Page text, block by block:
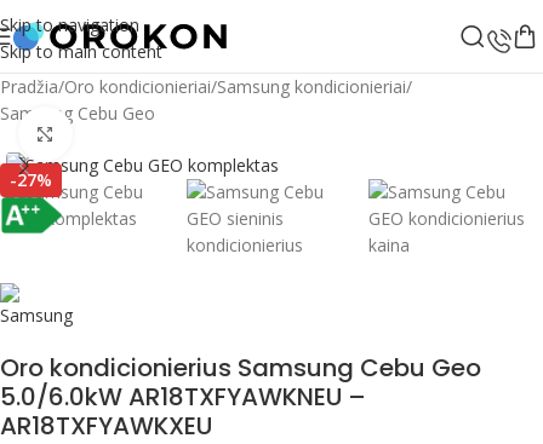
Skip to navigation
Skip to main content
Pradžia/Oro kondicionieriai/Samsung kondicionieriai/
Samsung Cebu Geo
-27%
Oro kondicionierius Samsung Cebu Geo
5.0/6.0kW AR18TXFYAWKNEU –
AR18TXFYAWKXEU